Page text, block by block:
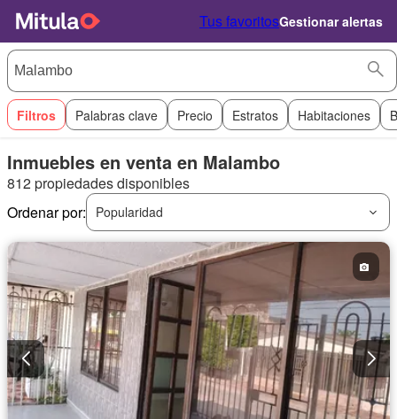
Tus favoritosGestionar alertas
Filtros Palabras clave Precio Estratos Habitaciones
Inmuebles en venta en Malambo
812 propiedades disponibles
Ordenar por:
Popularidad